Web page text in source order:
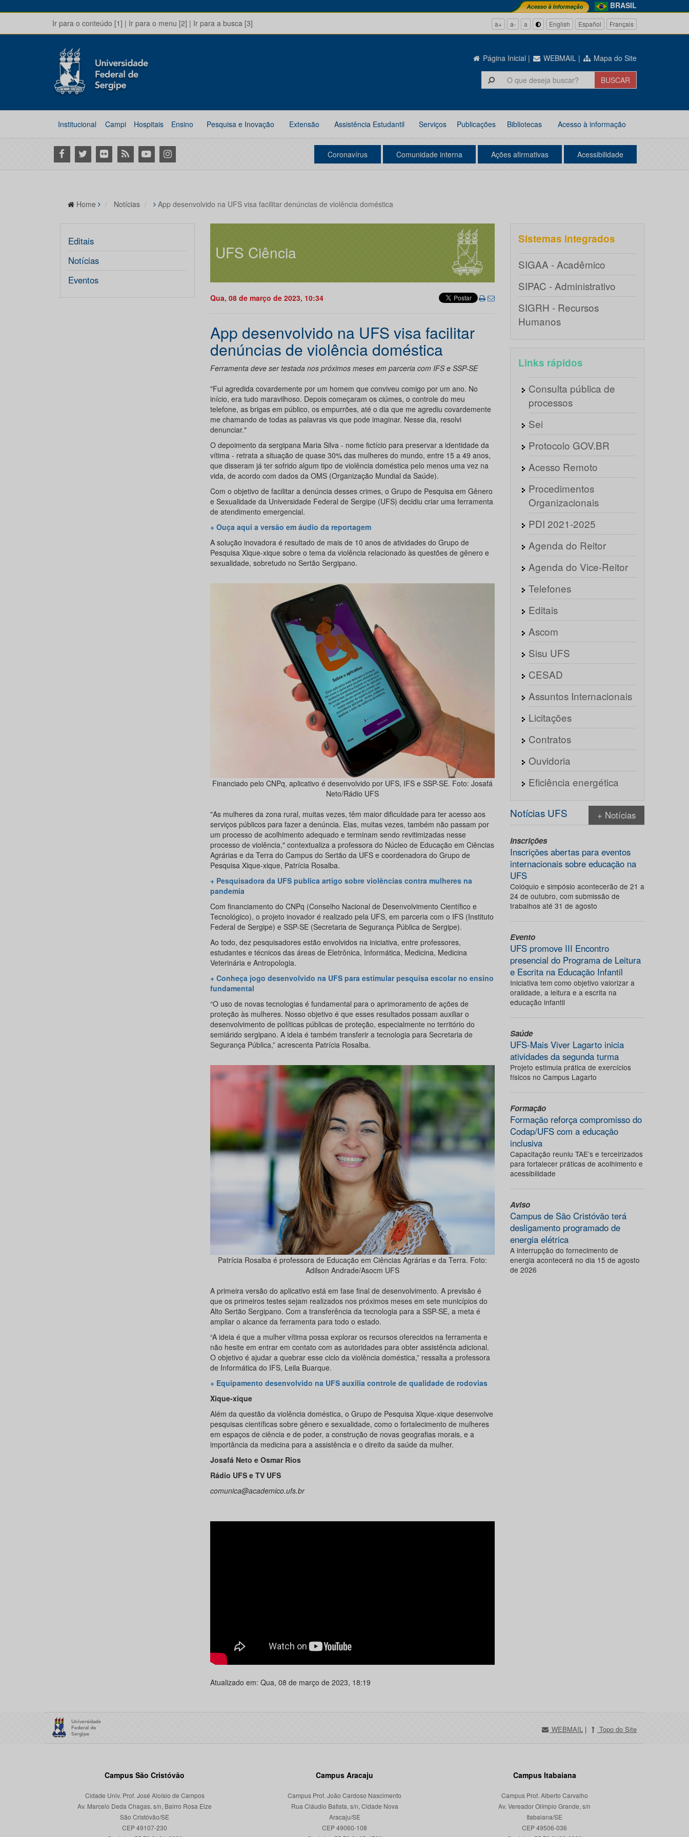
BRASIL
Ir para o conteúdo [1] | Ir para o menu [2] | Ir para a busca [3] a+ a- a English Español Français
Página Inicial | WEBMAIL | Mapa do Site
Institucional Campi Hospitais Ensino Pesquisa e Inovação Extensão Assistência Estudantil Serviços Publicações Bibliotecas Acesso à informação
Facebook
Twitter Flickr RSS YoutubeInstagram Coronavírus Comunidade interna Ações afirmativas Acessibilidade
Home Notícias App desenvolvido na UFS visa facilitar denúncias de violência doméstica
Editais
Notícias
Eventos
UFS Ciência
Qua, 08 de março de 2023, 10:34
App desenvolvido na UFS visa facilitar
denúncias de violência doméstica
Ferramenta deve ser testada nos próximos meses em parceria com IFS e SSP-SE
"Fui agredida covardemente por um homem que conviveu comigo por um ano. No
início, era tudo maravilhoso. Depois começaram os ciúmes, o controle do meu
telefone, as brigas em público, os empurrões, até o dia que me agrediu covardemente
me chamando de todas as palavras vis que pode imaginar. Nesse dia, resolvi
denunciar."
O depoimento da sergipana Maria Silva - nome fictício para preservar a identidade da
vítima - retrata a situação de quase 30% das mulheres do mundo, entre 15 a 49 anos,
que disseram já ter sofrido algum tipo de violência doméstica pelo menos uma vez na
vida, de acordo com dados da OMS (Organização Mundial da Saúde).
Com o objetivo de facilitar a denúncia desses crimes, o Grupo de Pesquisa em Gênero
e Sexualidade da Universidade Federal de Sergipe (UFS) decidiu criar uma ferramenta
de atendimento emergencial.
+ Ouça aqui a versão em áudio da reportagem
A solução inovadora é resultado de mais de 10 anos de atividades do Grupo de
Pesquisa Xique-xique sobre o tema da violência relacionado às questões de gênero e
sexualidade, sobretudo no Sertão Sergipano.
Financiado pelo CNPq, aplicativo é desenvolvido por UFS, IFS e SSP-SE. Foto: Josafá
Neto/Rádio UFS
"As mulheres da zona rural, muitas vezes, têm maior dificuldade para ter acesso aos
serviços públicos para fazer a denúncia. Elas, muitas vezes, também não passam por
um processo de acolhimento adequado e terminam sendo revitimizadas nesse
processo de violência," contextualiza a professora do Núcleo de Educação em Ciências
Agrárias e da Terra do Campus do Sertão da UFS e coordenadora do Grupo de
Pesquisa Xique-xique, Patrícia Rosalba.
+ Pesquisadora da UFS publica artigo sobre violências contra mulheres na
pandemia
Com financiamento do CNPq (Conselho Nacional de Desenvolvimento Científico e
Tecnológico), o projeto inovador é realizado pela UFS, em parceria com o IFS (Instituto
Federal de Sergipe) e SSP-SE (Secretaria de Segurança Pública de Sergipe).
Ao todo, dez pesquisadores estão envolvidos na iniciativa, entre professores,
estudantes e técnicos das áreas de Eletrônica, Informática, Medicina, Medicina
Veterinária e Antropologia.
+ Conheça jogo desenvolvido na UFS para estimular pesquisa escolar no ensino
fundamental
“O uso de novas tecnologias é fundamental para o aprimoramento de ações de
proteção às mulheres. Nosso objetivo é que esses resultados possam auxiliar o
desenvolvimento de políticas públicas de proteção, especialmente no território do
semiárido sergipano. A ideia é também transferir a tecnologia para Secretaria de
Segurança Pública,” acrescenta Patrícia Rosalba.
Patrícia Rosalba é professora de Educação em Ciências Agrárias e da Terra. Foto:
Adilson Andrade/Asocm UFS
A primeira versão do aplicativo está em fase final de desenvolvimento. A previsão é
que os primeiros testes sejam realizados nos próximos meses em sete municípios do
Alto Sertão Sergipano. Com a transferência da tecnologia para a SSP-SE, a meta é
ampliar o alcance da ferramenta para todo o estado.
“A ideia é que a mulher vítima possa explorar os recursos oferecidos na ferramenta e
não hesite em entrar em contato com as autoridades para obter assistência adicional.
O objetivo é ajudar a quebrar esse ciclo da violência doméstica,” ressalta a professora
de Informática do IFS, Leila Buarque.
+ Equipamento desenvolvido na UFS auxilia controle de qualidade de rodovias
Xique-xique
Além da questão da violência doméstica, o Grupo de Pesquisa Xique-xique desenvolve
pesquisas científicas sobre gênero e sexualidade, como o fortalecimento de mulheres
em espaços de ciência e de poder, a construção de novas geografias morais, e a
importância da medicina para a assistência e o direito da saúde da mulher.
Josafá Neto e Osmar Rios
Rádio UFS e TV UFS
comunica@academico.ufs.br
Atualizado em: Qua, 08 de março de 2023, 18:19
Sistemas integrados
SIGAA - Acadêmico
SIPAC - Administrativo
SIGRH - Recursos
Humanos
Links rápidos
Consulta pública de
processos
Sei
Protocolo GOV.BR
Acesso Remoto
Procedimentos
Organizacionais
PDI 2021-2025
Agenda do Reitor
Agenda do Vice-Reitor
Telefones
Editais
Ascom
Sisu UFS
CESAD
Assuntos Internacionais
Licitações
Contratos
Ouvidoria
Eficiência energética
Notícias UFS + Notícias
Inscrições
Inscrições abertas para eventos
internacionais sobre educação na
UFS
Colóquio e simpósio acontecerão de 21 a
24 de outubro, com submissão de
trabalhos até 31 de agosto
Evento
UFS promove III Encontro
presencial do Programa de Leitura
e Escrita na Educação Infantil
Iniciativa tem como objetivo valorizar a
oralidade, a leitura e a escrita na
educação infantil
Saúde
UFS-Mais Viver Lagarto inicia
atividades da segunda turma
Projeto estimula prática de exercícios
físicos no Campus Lagarto
Formação
Formação reforça compromisso do
Codap/UFS com a educação
inclusiva
Capacitação reuniu TAE’s e terceirizados
para fortalecer práticas de acolhimento e
acessibilidade
Aviso
Campus de São Cristóvão terá
desligamento programado de
energia elétrica
A interrupção do fornecimento de
energia acontecerá no dia 15 de agosto
de 2026
WEBMAIL | Topo do Site
Campus São Cristóvão
Cidade Univ. Prof. José Aloísio de Campos
Av. Marcelo Deda Chagas, s/n, Bairro Rosa Elze
São Cristóvão/SE
CEP 49107-230
Campus Aracaju
Campus Prof. João Cardoso Nascimento
Rua Cláudio Batista, s/n, Cidade Nova
Aracaju/SE
CEP 49060-108
Campus Itabaiana
Campus Prof. Alberto Carvalho
Av. Vereador Olímpio Grande, s/n
Itabaiana/SE
CEP 49506-036